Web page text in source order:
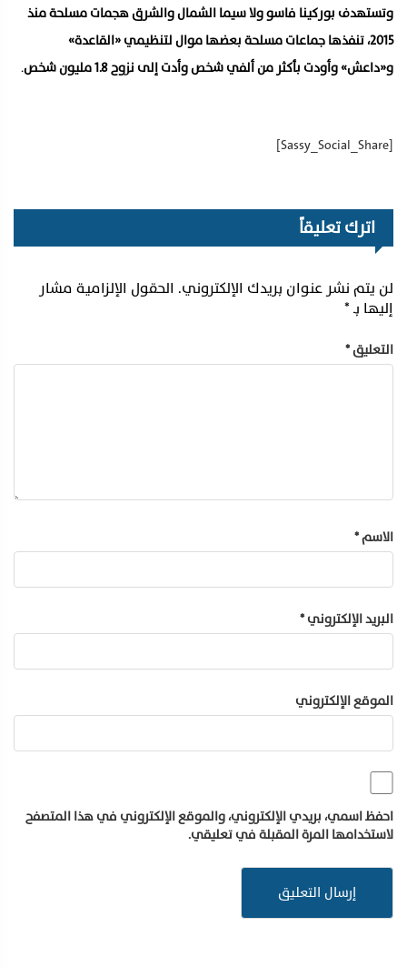
وتستهدف بوركينا فاسو ولا سيما الشمال والشرق هجمات مسلحة منذ
2015، تنفذها جماعات مسلحة بعضها موال لتنظيمي «القاعدة»
و«داعش» وأودت بأكثر من ألفي شخص وأدت إلى نزوح 1.8 مليون شخص
.
[Sassy_Social_Share]
اترك تعليقاً
لن يتم نشر عنوان بريدك الإلكتروني. الحقول الإلزامية مشار
إليها بـ*
التعليق*
الاسم*
البريد الإلكتروني*
الموقع الإلكتروني
احفظ اسمي، بريدي الإلكتروني، والموقع الإلكتروني في هذا المتصفح
لاستخدامها المرة المقبلة في تعليقي.